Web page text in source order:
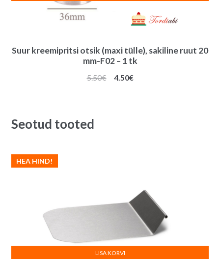
Suur kreemipritsi otsik (maxi tülle), sakiline ruut 20
mm-F02 – 1 tk
5.50€
Algne
4.50€Praegune
Seotud tooted
HEA HIND!
LISA KORVI